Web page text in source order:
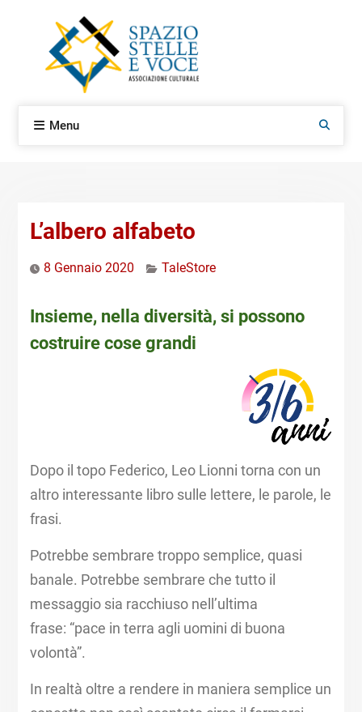
Menu Search
L’albero alfabeto
8 Gennaio 2020 TaleStore
Insieme, nella diversità, si possono
costruire cose grandi
Dopo il topo Federico, Leo Lionni torna con un
altro interessante libro sulle lettere, le parole, le
frasi.​
Potrebbe sembrare troppo semplice, quasi
banale. ​Potrebbe sembrare che tutto il
messaggio sia racchiuso nell’ultima
frase: “pace in terra agli uomini di buona
volontà”.​
In realtà oltre a rendere in maniera semplice un